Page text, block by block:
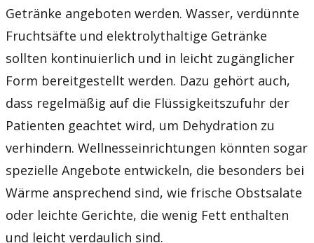
Getränke angeboten werden. Wasser, verdünnte
Fruchtsäfte und elektrolythaltige Getränke
sollten kontinuierlich und in leicht zugänglicher
Form bereitgestellt werden. Dazu gehört auch,
dass regelmäßig auf die Flüssigkeitszufuhr der
Patienten geachtet wird, um Dehydration zu
verhindern. Wellnesseinrichtungen könnten sogar
spezielle Angebote entwickeln, die besonders bei
Wärme ansprechend sind, wie frische Obstsalate
oder leichte Gerichte, die wenig Fett enthalten
und leicht verdaulich sind.